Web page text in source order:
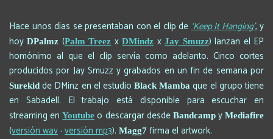
Hace unos días se presentaban con el clip de‘Keep It Hanging’, y
hoyDPalmz (Palm TreezxDMindz xJay Smuzz) lanzan el EP
homónimo al que el clip servía como adelanto. Cinco cortes
producidos por Jay Smuzz y grabados en un fin de semana por
Surekid de DMinz en el estudioBlack Mamba que el grupo tiene
en Sabadell. El trabajo está disponible para escuchar en
streaming enYoutubeo descargar desde Bandcampy Mediafire
(versión wav · versión mp3). Magg7 firma el artwork.